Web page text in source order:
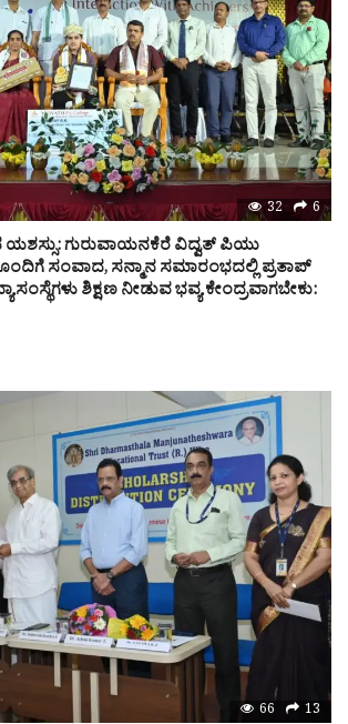
32 6
ಯಶಸ್ಸು: ಗುರುವಾಯನಕೆರೆ ವಿದ್ವತ್ ಪಿಯು
ಸಂವಾದ, ಸನ್ಮಾನ ಸಮಾರಂಭದಲ್ಲಿ ಪ್ರತಾಪ್
ಶಿಕ್ಷಣ ನೀಡುವ ಭವ್ಯ ಕೇಂದ್ರವಾಗಬೇಕು:
66 13